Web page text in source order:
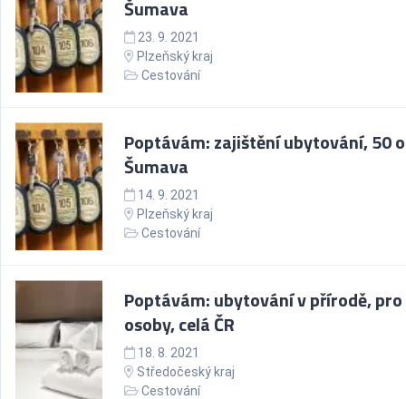
Šumava
23. 9. 2021
Plzeňský kraj
Cestování
Poptávám: zajištění ubytování, 50
Šumava
14. 9. 2021
Plzeňský kraj
Cestování
Poptávám: ubytování v přírodě,
osoby, celá ČR
18. 8. 2021
Středočeský kraj
Cestování